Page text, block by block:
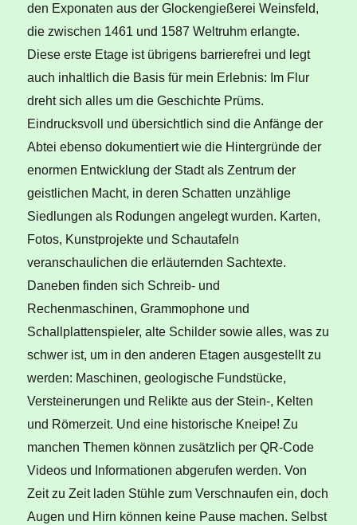
den Exponaten aus der Glockengießerei Weinsfeld,
die zwischen 1461 und 1587 Weltruhm erlangte.
Diese erste Etage ist übrigens barrierefrei und legt
auch inhaltlich die Basis für mein Erlebnis: Im Flur
dreht sich alles um die Geschichte Prüms.
Eindrucksvoll und übersichtlich sind die Anfänge der
Abtei ebenso dokumentiert wie die Hintergründe der
enormen Entwicklung der Stadt als Zentrum der
geistlichen Macht, in deren Schatten unzählige
Siedlungen als Rodungen angelegt wurden. Karten,
Fotos, Kunstprojekte und Schautafeln
veranschaulichen die erläuternden Sachtexte.
Daneben finden sich Schreib- und
Rechenmaschinen, Grammophone und
Schallplattenspieler, alte Schilder sowie alles, was zu
schwer ist, um in den anderen Etagen ausgestellt zu
werden: Maschinen, geologische Fundstücke,
Versteinerungen und Relikte aus der Stein-, Kelten
und Römerzeit. Und eine historische Kneipe! Zu
manchen Themen können zusätzlich per QR-Code
Videos und Informationen abgerufen werden. Von
Zeit zu Zeit laden Stühle zum Verschnaufen ein, doch
Augen und Hirn können keine Pause machen. Selbst